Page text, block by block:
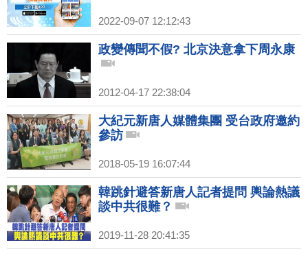
2022-09-07 12:12:43
政變傳聞不假? 北京決意拿下周永康
2012-04-17 22:38:04
大紀元新唐人媒體集團 受台政府邀約
參訪
2018-05-19 16:07:44
韓跳針避答新唐人記者提問 輿論熱議
談中共很難？
2019-11-28 20:41:35